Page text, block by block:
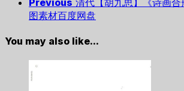
Previous 清代【胡九思】《诗画
图素材百度网盘
You may also like...